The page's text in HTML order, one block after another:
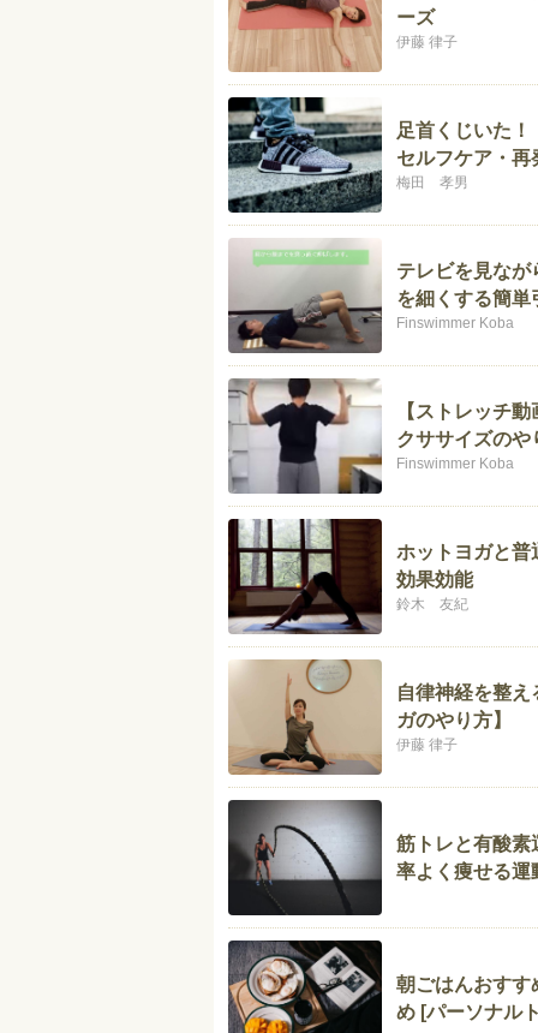
ーズ
伊藤 律子
足首くじいた
セルフケア・再
梅田 孝男
テレビを見なが
を細くする簡単
Finswimmer Koba
【ストレッチ
クササイズのや
Finswimmer Koba
ホットヨガと普
効果効能
鈴木 友紀
自律神経を整
ガのやり方】
伊藤 律子
筋トレと有酸素
率よく痩せる運
朝ごはんおすす
め [パーソナル